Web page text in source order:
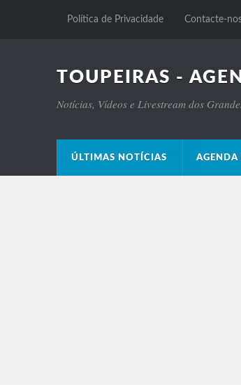
Política de Privacidade Contacte-
TOUPEIRAS -
Notícias, Vídeos e Livestream dos
ÚLTIMAS NOTÍCIAS AGENDA